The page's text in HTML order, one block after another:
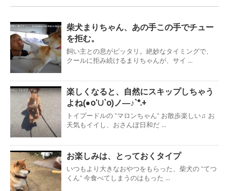
柴犬まりちゃん、あの手この手でチュー
を拒む。
飼い主との息がピッタリ。絶妙なタイミングで、
クールに拒み続けるまりちゃんが、サイ ...
楽しくなると、自然にスキップしちゃう
よね(●o'∪`o)ノ―♪`*.+
トイプードルの ”マロンちゃん” お散歩楽しい♫ お
天気もイイし、おさんぽ日和だ ...
お楽しみは、とっておくタイプ
いつもより大きなおやつをもらった、柴犬の ”てつ
くん” 今食べてしまうのはもった ...